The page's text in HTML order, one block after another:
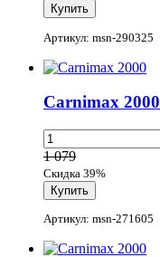
Артикул: msn-290325
Carnimax 2000
1 079
Скидка 39%
Артикул: msn-271605